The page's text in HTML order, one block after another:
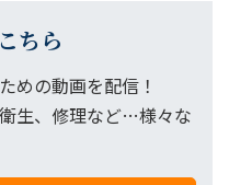
ちら
めの動画を配信！
生、修理など…様々な